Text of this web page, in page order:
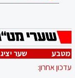
מטבע שער יציג
עדכון אחרון: